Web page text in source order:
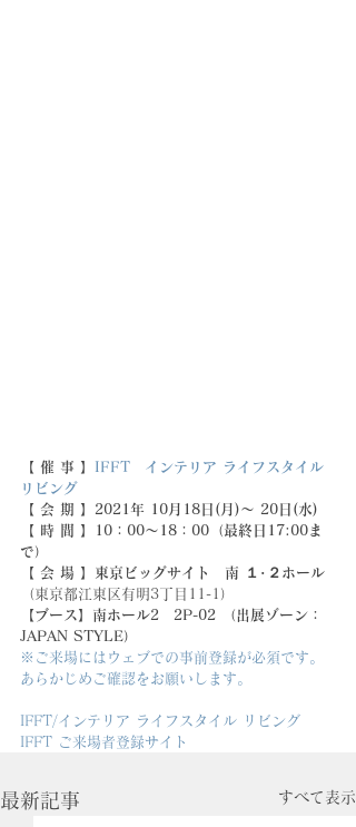
【 催 事 】
IFFT　インテリア ライフスタイル
リビング
【 会 期 】2021年 10月18日(月)〜 20日(水)
【 時 間 】10：00～18：00（最終日17:00ま
で）
【 会 場 】東京ビッグサイト　南 １･２ホール
（東京都江東区有明3丁目11-1）
【ブース】南ホール2　2P-02 （出展ゾーン：
JAPAN STYLE）
※ご来場にはウェブでの事前登録が必須です。
あらかじめご確認をお願いします。
IFFT/インテリア ライフスタイル リビング
IFFT ご来場者登録サイト
最新記事 すべて表示